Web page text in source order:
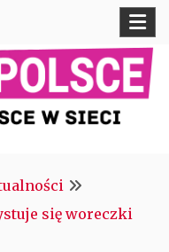
się woreczki